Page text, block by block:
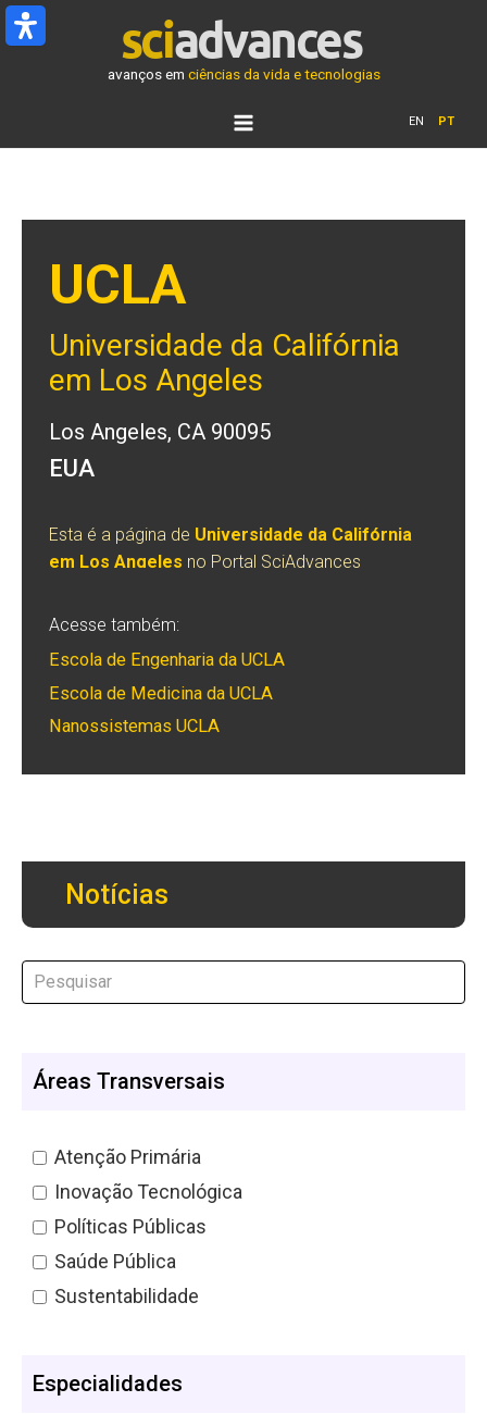
Ir
para
avanços em ciências da vida e tecnologias
EN PT
UCLA
Universidade da Califórnia
em Los Angeles
Los Angeles, CA 90095
EUA
Esta é a página de Universidade da Califórnia
em Los Angeles no Portal SciAdvances
Acesse também:
Escola de Engenharia da UCLA
Escola de Medicina da UCLA
Nanossistemas UCLA
Notícias
Áreas Transversais
Atenção Primária
Inovação Tecnológica
Políticas Públicas
Saúde Pública
Sustentabilidade
Especialidades